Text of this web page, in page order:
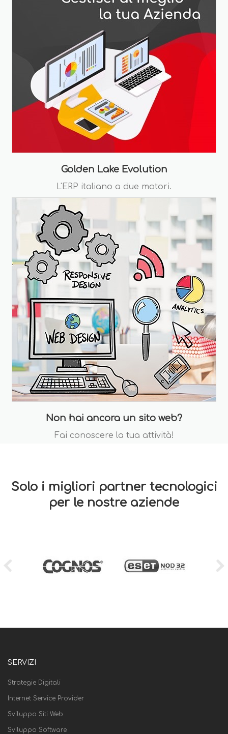
Golden Lake Evolution
L'ERP italiano a due motori.
Non hai ancora un sito web?
Fai conoscere la tua attività!
Solo i migliori partner tecnologici
per le nostre aziende
SERVIZI
Strategie Digitali
Internet Service Provider
Sviluppo Siti Web
Sviluppo Software